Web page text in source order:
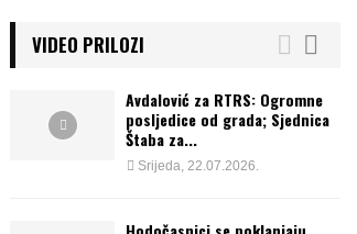
VIDEO PRILOZI
Avdalović za RTRS: Ogromne
posljedice od grada; Sjednica
Štaba za...
Srijeda, 22.07.2026.